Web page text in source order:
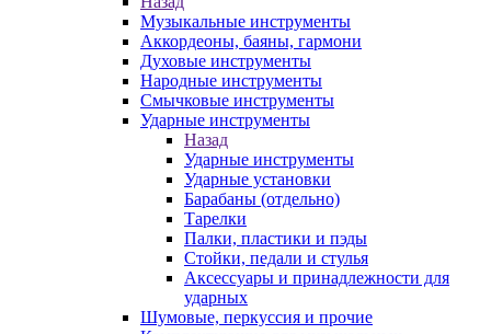
Музыкальные инструменты
Аккордеоны, баяны, гармони
Духовые инструменты
Народные инструменты
Смычковые инструменты
Ударные инструменты
Назад
Ударные инструменты
Ударные установки
Барабаны (отдельно)
Тарелки
Палки, пластики и пэды
Стойки, педали и стулья
Аксессуары и принадлежности для
ударных
Шумовые, перкуссия и прочие